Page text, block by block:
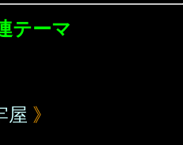
テーマ
屋 》